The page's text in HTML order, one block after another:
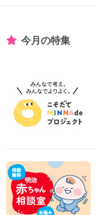
今月の特集